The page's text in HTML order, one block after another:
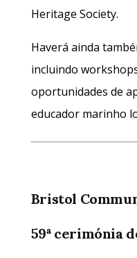
Heritage Society.
Haverá ainda
incluindo
oportunidades de
educador marinho
Bristol
59ª cerimónia